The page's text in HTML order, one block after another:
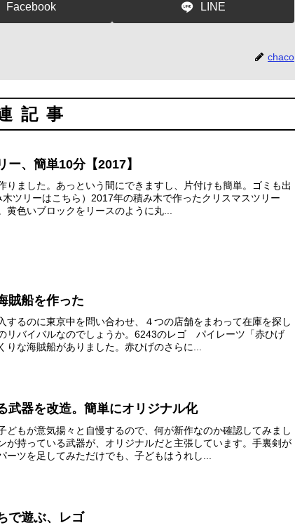
Facebook LINE
chaco
記事
、簡単10分【2017】
りました。あっという間にできますし、片付けも簡単。ゴミも出
ツリーはこちら）2017年の積み木で作ったクリスマスツリー
黄色いブロックをリースのように丸...
賊船を作った
するのに東京中を問い合わせ、４つの店舗をまわって在庫を探し
リバイバルなのでしょうか。6243のレゴ パイレーツ「赤ひげ
りな海賊船がありました。赤ひげのさらに...
武器を改造。簡単にオリジナル化
どもが意気揚々と自慢するので、何が新作なのか確認してみまし
が持っている武器が、オリジナルだと主張しています。手裏剣が
ーツを足してみただけでも、子どもはうれし...
で遊ぶ、レゴ